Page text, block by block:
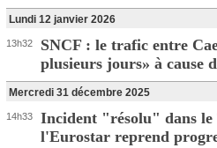
Lundi 12 janvier 2026
13h32
SNCF : le trafic entre
plusieurs jours» à cause
Mercredi 31 décembre 2025
14h33
Incident "résolu" dans le
l'Eurostar reprend